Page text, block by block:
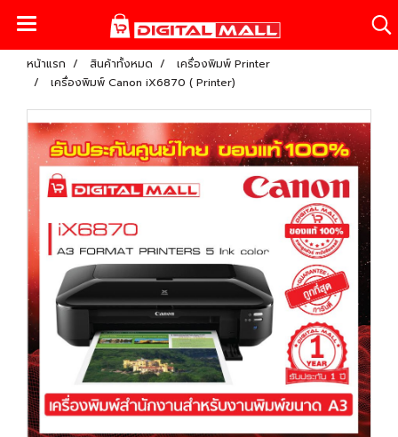
หน้าแรก สินค้าทั้งหมด
เครื่องพิมพ์ Printer
เครื่องพิมพ์ Canon iX6870 ( Printer)